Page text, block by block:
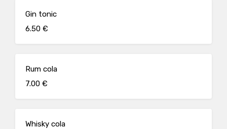
Gin tonic
6.50 €
Rum cola
7.00 €
Whisky cola